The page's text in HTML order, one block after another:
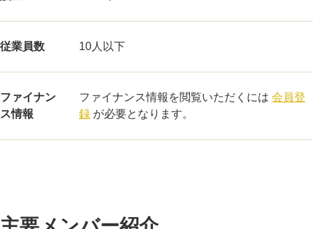
従業員数 10人以下
ファイナン
ス情報
ファイナンス情報を閲覧いただくには 会員登
録 が必要となります。